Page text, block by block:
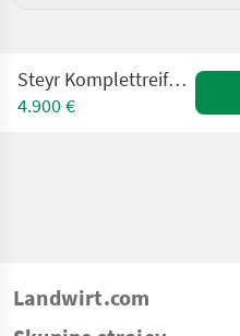
Steyr Komplettreifen Steyr Profi 4110
4.900 €
Landwirt.com